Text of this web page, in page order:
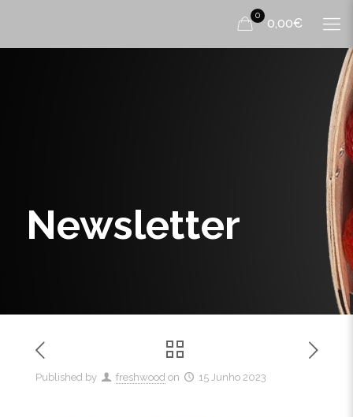
0
0,00€
Newsletter
Published by freshwood on 15 Junho 2023